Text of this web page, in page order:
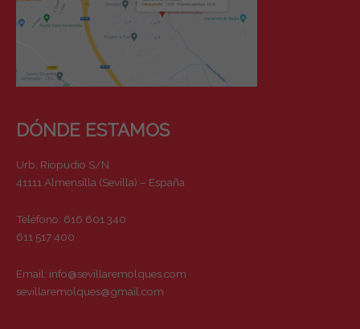
DÓNDE ESTAMOS
Urb. Riopudio S/N
41111 Almensilla (Sevilla) – España
Teléfono: 616 601 340
611 517 400
Email: info@sevillaremolques.com
sevillaremolques@gmail.com